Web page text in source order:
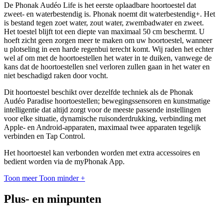
De Phonak Audéo Life is het eerste oplaadbare hoortoestel dat
zweet- en waterbestendig is. Phonak noemt dit waterbestendig+. Het
is bestand tegen zoet water, zout water, zwembadwater en zweet.
Het toestel blijft tot een diepte van maximaal 50 cm beschermt. U
hoeft zicht geen zorgen meer te maken om uw hoortoestel, wanneer
u plotseling in een harde regenbui terecht komt. Wij raden het echter
wel af om met de hoortoestellen het water in te duiken, vanwege de
kans dat de hoortoestellen snel verloren zullen gaan in het water en
niet beschadigd raken door vocht.
Dit hoortoestel beschikt over dezelfde techniek als de Phonak
Audéo Paradise hoortoestellen; bewegingssensoren en kunstmatige
intelligentie dat altijd zorgt voor de meeste passende instellingen
voor elke situatie, dynamische ruisonderdrukking, verbinding met
Apple- en Android-apparaten, maximaal twee apparaten tegelijk
verbinden en Tap Control.
Het hoortoestel kan verbonden worden met extra accessoires en
bedient worden via de myPhonak App.
Toon meer Toon minder +
Plus- en minpunten